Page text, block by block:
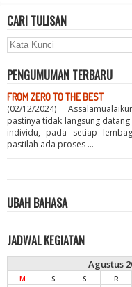
CARI TULISAN
PENGUMUMAN TERBARU
FROM ZERO TO THE BEST
(02/12/2024)
pastinya tidak langsung
individu, pada setiap
pastilah ada proses ...
UBAH BAHASA
JADWAL KEGIATAN
Agustus
M S S R